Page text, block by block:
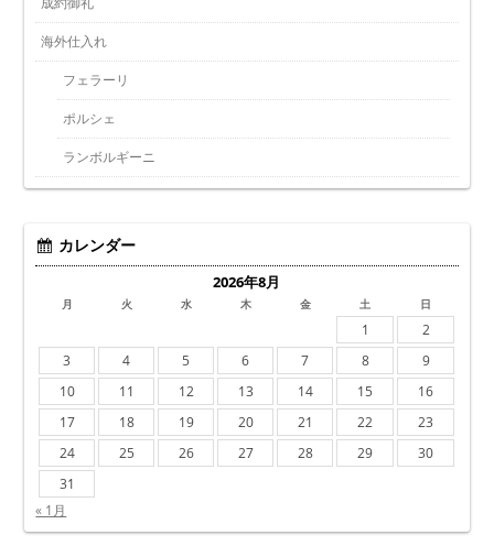
海外仕入れ
フェラーリ
ポルシェ
ランボルギーニ
カレンダー
2026年8月
月 火 水 木 金 土 日
1
2
3
4 5 6 7 8
9
10
11 12 13 14 15
16
17
18 19 20 21 22
23
24
25 26 27 28 29
30
31
« 1月